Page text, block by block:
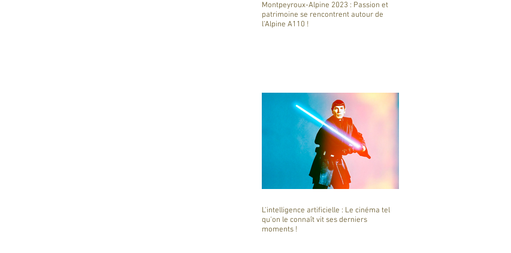
Montpeyroux-Alpine 2023 : Passion et
patrimoine se rencontrent autour de
l'Alpine A110 !
L'intelligence artificielle : Le cinéma tel
qu'on le connaît vit ses derniers
moments !